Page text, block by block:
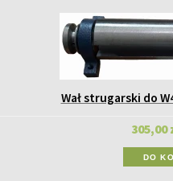
Wał strugarski do
305,00
DO